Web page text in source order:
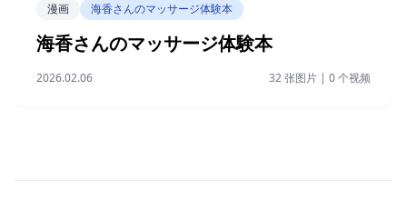
漫画 海香さんのマッサージ体験本
海香さんのマッサージ体験本
2026.02.06 32 张图片 | 0 个视频